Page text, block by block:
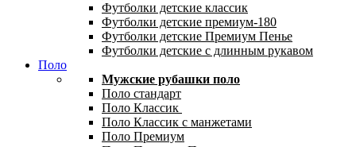
Футболки детские классик
Футболки детские премиум-180
Футболки детские Премиум Пенье
Футболки детские с длинным рукавом
Поло
Мужские рубашки поло
Поло стандарт
Поло Классик
Поло Классик с манжетами
Поло Премиум